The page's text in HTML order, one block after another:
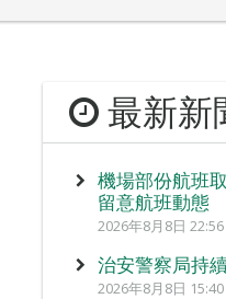
最新新
機場部份航班
留意航班動態
2026年8月8日 22:56
治安警察局持
2026年8月8日 15:40